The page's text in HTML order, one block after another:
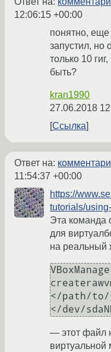
12:06:15 +00:00
понятно, еще
запустил, но
только 10
быть?
kran1990
27.06.2018
Ссылка
Ответ на:
11:54:37 +00:00
https://
tutorials/
Эта команда
для
на реальный
</path/to/
</dev/
— этот файл